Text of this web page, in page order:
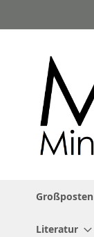
Inhalt
Großposten
Literatur